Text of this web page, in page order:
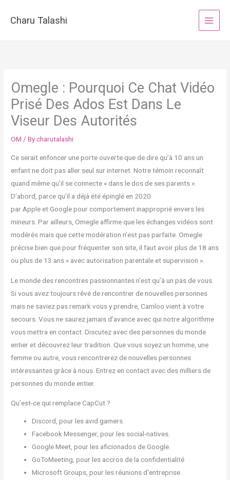
Charu Talashi
Omegle : Pourquoi Ce Chat Vidéo
Prisé Des Ados Est Dans Le
Viseur Des Autorités
OM / Bycharutalashi
Ce serait enfoncer une porte ouverte que de dire qu’à 10 ans un
enfant ne doit pas aller seul sur internet. Notre témoin reconnaît
quand même qu’il se connecte « dans le dos de ses parents ».
D’abord, parce qu’il a déjà été épinglé en 2020
par Apple et Google pour comportement inapproprié envers les
mineurs. Par ailleurs, Omegle affirme que les échanges vidéos sont
modérés mais que cette modération n’est pas parfaite. Omegle
précise bien que pour fréquenter son site, il faut avoir plus de 18 ans
ou plus de 13 ans « avec autorisation parentale et supervision ».
Le monde des rencontres passionnantes n’est qu’à un pas de vous.
Si vous avez toujours rêvé de rencontrer de nouvelles personnes
mais ne saviez pas remark vous y prendre, Camloo vient à votre
secours. Vous ne saurez jamais d’avance avec qui notre algorithme
vous mettra en contact. Discutez avec des personnes du monde
entier et découvrez leur tradition. Que vous soyez un homme, une
femme ou autre, vous rencontrerez de nouvelles personnes
intéressantes grâce à nous. Entrez en contact avec des milliers de
personnes du monde entier.
Qu’est-ce qui remplace CapCut ?
Discord, pour les avid gamers.
Facebook Messenger, pour les social-natives.
Google Meet, pour les aficionados de Google.
GoToMeeting, pour les accros de la confidentialité
Microsoft Groups, pour les réunions d'entreprise.